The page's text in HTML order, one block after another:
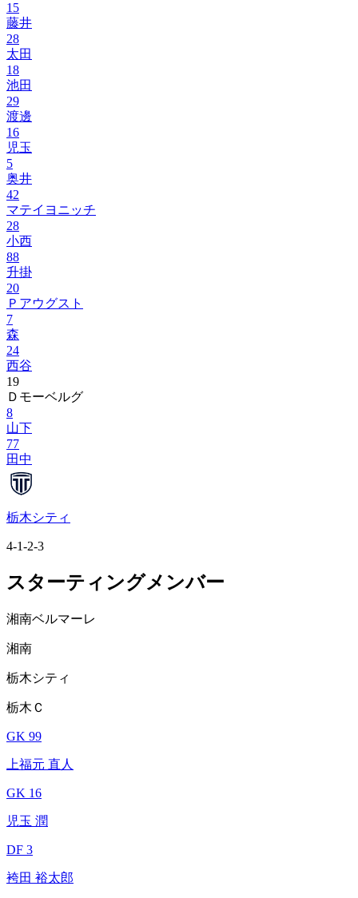
15
藤井
28
太田
18
池田
29
渡邊
16
児玉
5
奥井
42
マテイヨニッチ
28
小西
88
升掛
20
Ｐアウグスト
7
森
24
西谷
19
Ｄモーベルグ
8
山下
77
田中
栃木シティ
4-1-2-3
スターティングメンバー
湘南ベルマーレ
湘南
栃木シティ
栃木Ｃ
GK 99
上福元 直人
GK 16
児玉 潤
DF 3
袴田 裕太郎